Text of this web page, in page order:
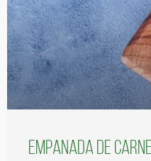
Empanada de